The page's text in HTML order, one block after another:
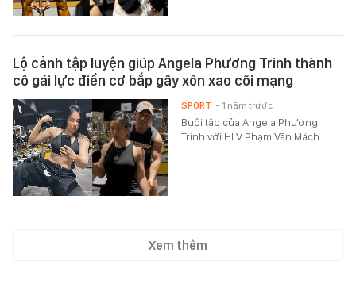
Lộ cảnh tập luyện giúp Angela Phương Trinh thành
cô gái lực điền cơ bắp gây xôn xao cõi mạng
Buổi tập của Angela Phương
Trinh với HLV Phạm Văn Mách.
SPORT - 1 năm trước
Xem thêm